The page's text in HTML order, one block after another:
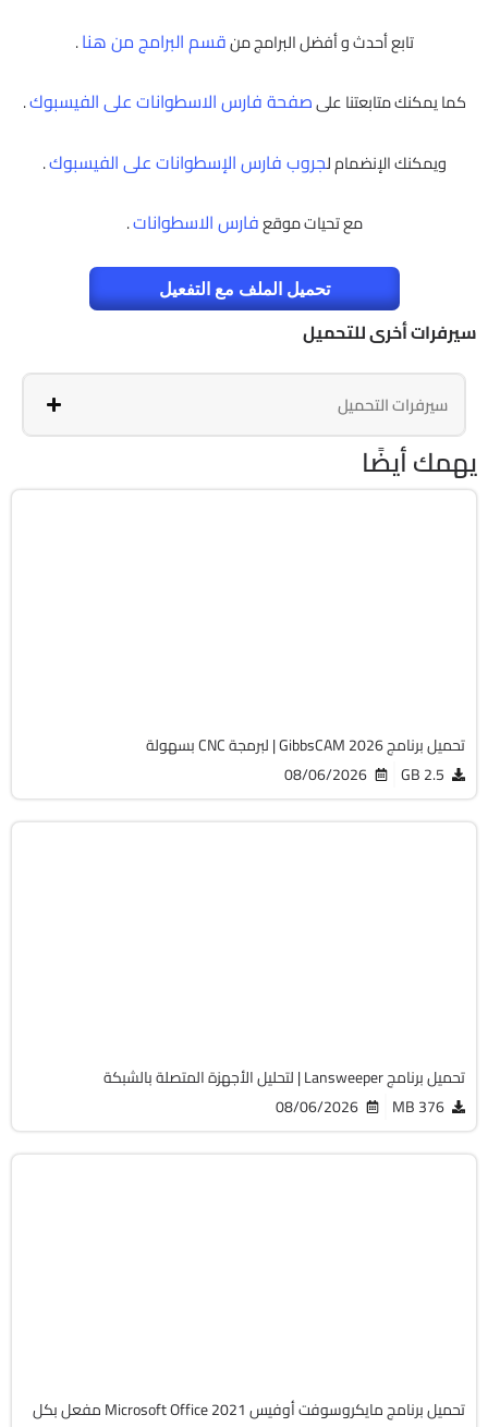
تابع أحدث و أفضل البرامج منقسم البرامج من هنا.
كما يمكنك متابعتنا علىصفحة فارس الاسطوانات على الفيسبوك.
ويمكنك الإنضمام لجروب فارس الإسطوانات على الفيسبوك.
مع تحيات موقعفارس الاسطوانات.
تحميل الملف مع التفعيل
سيرفرات أخرى للتحميل
سيرفرات التحميل
يهمك أيضًا
تحميل برنامج GibbsCAM 2026 | لبرمجة CNC بسهولة
2.5 GB
08/06/2026
تحميل برنامج Lansweeper | لتحليل الأجهزة المتصلة بالشبكة
376 MB
08/06/2026
تحميل برنامج مايكروسوفت أوفيس Microsoft Office 2021 مفعل بكل